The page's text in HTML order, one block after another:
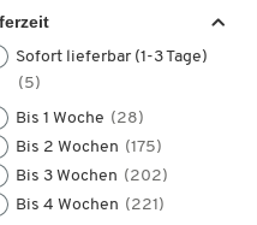
Sofort lieferbar (1-3 Tage)
(5)
Bis 1 Woche (28)
Bis 2 Wochen (175)
Bis 3 Wochen (202)
Bis 4 Wochen (221)